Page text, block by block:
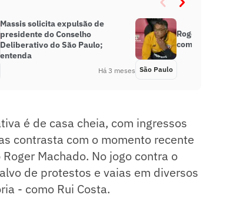
Massis solicita expulsão de
presidente do Conselho
Deliberativo do São Paulo;
entenda
Há 3 meses
Roger Machado
como ponto de
São Paulo
é de casa cheia, com ingressos
contrasta com o momento recente
Machado. No jogo contra o
de protestos e vaias em diversos
- como Rui Costa.